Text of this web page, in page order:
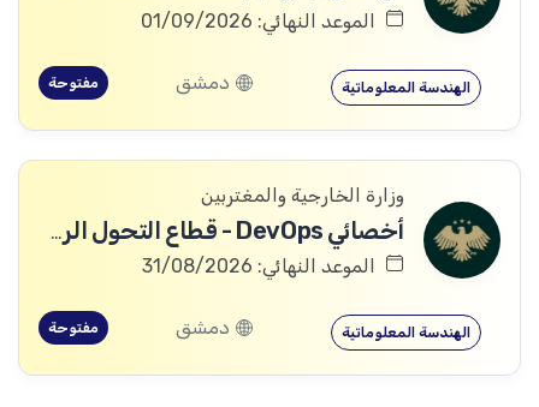
الموعد النهائي: 01/09/2026
الهندسة المعلوماتية دمشق مفتوحة
وزارة الخارجية والمغتربين
أخصائي DevOps - قطاع التحول الرقمي
الموعد النهائي: 31/08/2026
الهندسة المعلوماتية دمشق مفتوحة